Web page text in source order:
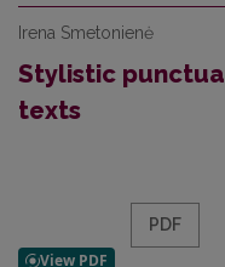
Irena Smetonienė
Stylistic
texts
PDF